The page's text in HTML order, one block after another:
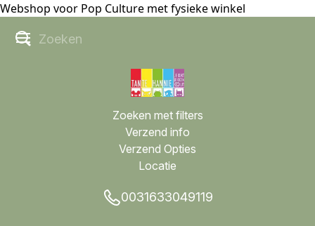
Webshop voor Pop Culture met fysieke winkel
Zoeken met filters
Verzend info
Verzend Opties
Locatie
0031633049119